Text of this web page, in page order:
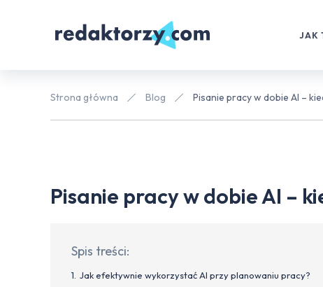
JAK
Strona główna Blog Pisanie pracy w dobie AI –
Pisanie pracy w dobie AI –
Spis treści:
Jak efektywnie wykorzystać AI przy planowaniu pracy?